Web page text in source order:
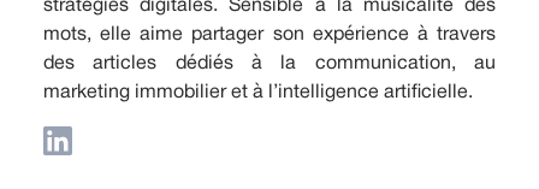
stratégies digitales. Sensible à la musicalité des
mots, elle aime partager son expérience à travers
des articles dédiés à la communication, au
marketing immobilier et à l’intelligence artificielle.